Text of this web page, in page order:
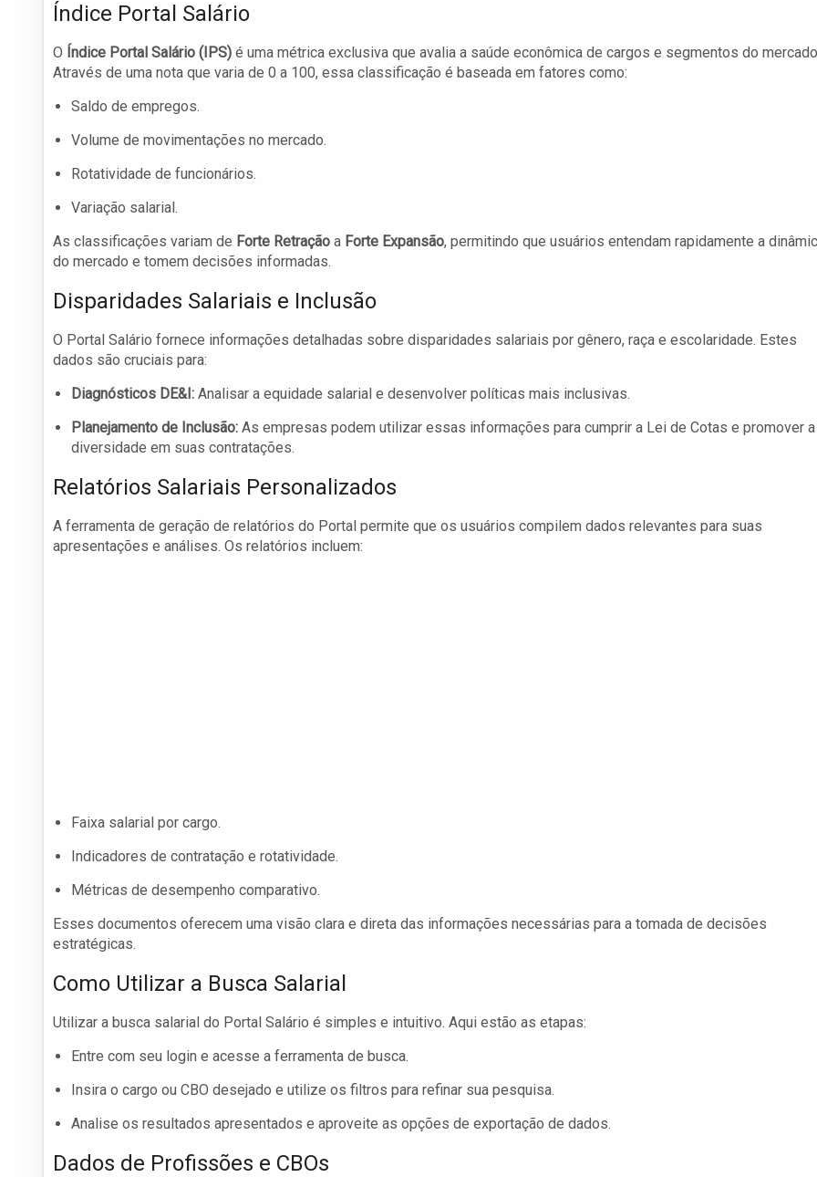
Índice Portal Salário
O Índice Portal Salário (IPS) é uma métrica exclusiva que avalia a saúde econômica de cargos e segmentos do
Através de uma nota que varia de 0 a 100, essa classificação é baseada em fatores como:
Saldo de empregos.
Volume de movimentações no mercado.
Rotatividade de funcionários.
Variação salarial.
As classificações variam de Forte Retração a Forte Expansão, permitindo que usuários entendam rapidamente a
do mercado e tomem decisões informadas.
Disparidades Salariais e Inclusão
O Portal Salário fornece informações detalhadas sobre disparidades salariais por gênero, raça e escolaridade. Estes
dados são cruciais para:
Diagnósticos DE&I: Analisar a equidade salarial e desenvolver políticas mais inclusivas.
Planejamento de Inclusão: As empresas podem utilizar essas informações para cumprir a Lei de Cotas e promover a
diversidade em suas contratações.
Relatórios Salariais Personalizados
A ferramenta de geração de relatórios do Portal permite que os usuários compilem dados relevantes para suas
apresentações e análises. Os relatórios incluem:
Faixa salarial por cargo.
Indicadores de contratação e rotatividade.
Métricas de desempenho comparativo.
Esses documentos oferecem uma visão clara e direta das informações necessárias para a tomada de decisões
estratégicas.
Como Utilizar a Busca Salarial
Utilizar a busca salarial do Portal Salário é simples e intuitivo. Aqui estão as etapas:
Entre com seu login e acesse a ferramenta de busca.
Insira o cargo ou CBO desejado e utilize os filtros para refinar sua pesquisa.
Analise os resultados apresentados e aproveite as opções de exportação de dados.
Dados de Profissões e CBOs